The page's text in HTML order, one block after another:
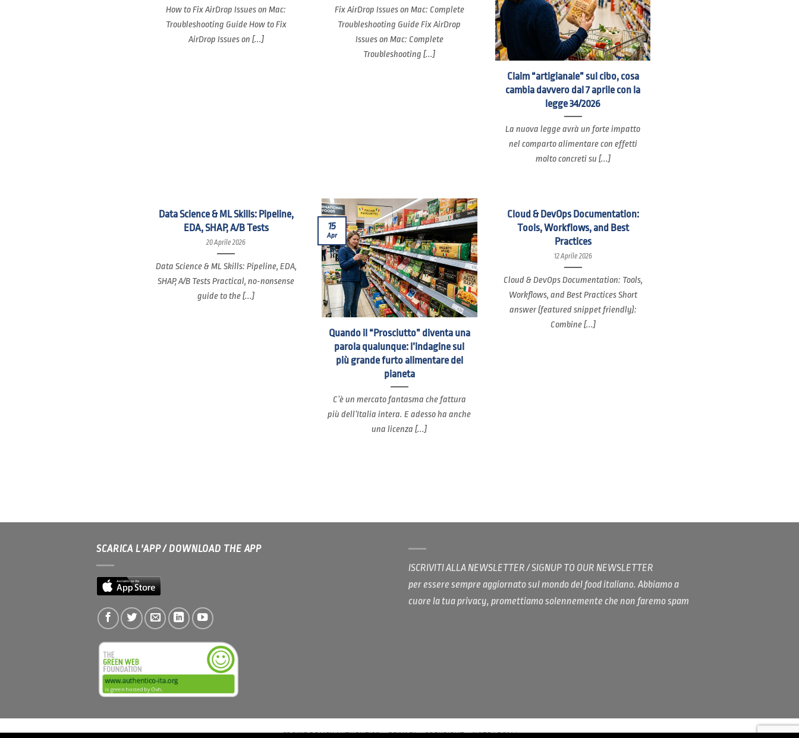
How to Fix AirDrop Issues on Mac:
Troubleshooting Guide How to Fix
AirDrop Issues on [...]
Fix AirDrop Issues on Mac: Complete
Troubleshooting Guide Fix AirDrop
Issues on Mac: Complete
Troubleshooting [...]
Claim “artigianale” sul cibo, cosa
cambia davvero dal 7 aprile con la
legge 34/2026
La nuova legge avrà un forte impatto
nel comparto alimentare con effetti
molto concreti su [...]
Data Science & ML Skills: Pipeline,
EDA, SHAP, A/B Tests
20 Aprile 2026
Data Science & ML Skills: Pipeline, EDA,
SHAP, A/B Tests Practical, no-nonsense
guide to the [...]
Quando il “Prosciutto” diventa una
parola qualunque: l’indagine sul
più grande furto alimentare del
pianeta
C’è un mercato fantasma che fattura
più dell’Italia intera. E adesso ha anche
una licenza [...]
15
Apr
Cloud & DevOps Documentation:
Tools, Workflows, and Best
Practices
12 Aprile 2026
Cloud & DevOps Documentation: Tools,
Workflows, and Best Practices Short
answer (featured snippet friendly):
Combine [...]
SCARICA L'APP / DOWNLOAD THE APP
ISCRIVITI ALLA NEWSLETTER / SIGNUP TO OUR NEWSLETTER
per essere sempre aggiornato sul mondo del food italiano. Abbiamo a
cuore la tua privacy, promettiamo solennemente che non faremo spam
COOKIE POLICY AUTHENTICO PRIVACY COPYRIGHT NOTE LEGALI